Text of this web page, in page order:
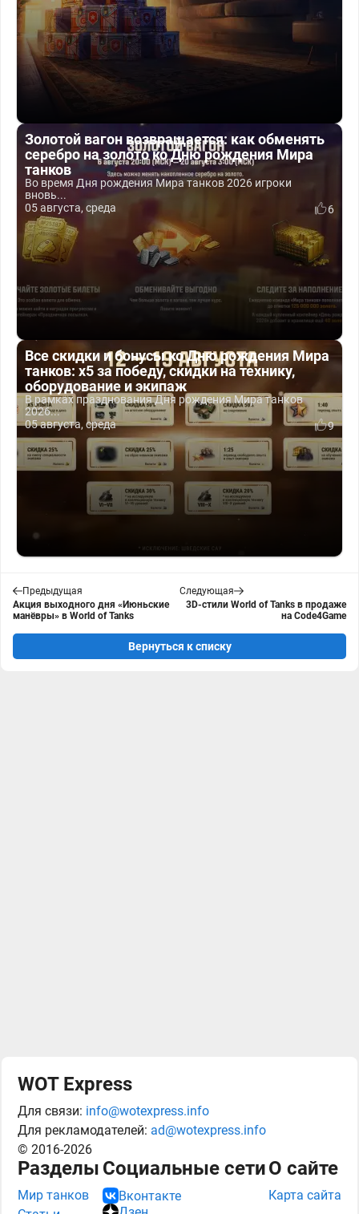
Золотой вагон возвращается: как обменять
серебро на золото ко Дню рождения Мира
танков
Во время Дня рождения Мира танков 2026 игроки
вновь...
05 августа, среда
6
Все скидки и бонусы ко Дню рождения Мира
танков: x5 за победу, скидки на технику,
оборудование и экипаж
В рамках празднования Дня рождения Мира танков
2026...
05 августа, среда
9
Предыдущая
Акция выходного дня «Июньские
манёвры» в World of Tanks
Следующая
3D-стили World of Tanks в продаже
на Code4Game
Вернуться к списку
WOT Express
Для связи: info@wotexpress.info
Для рекламодателей: ad@wotexpress.info
© 2016-2026
Разделы
Мир танков
Социальные сети
Вконтакте
О сайте
Карта сайта